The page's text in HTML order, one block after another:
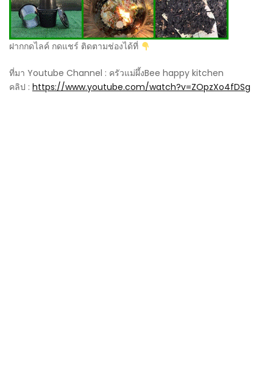
ฝากกดไลค์ กดแชร์ ติดตามช่องได้ที่
ที่มา Youtube Channel : ครัวแม่ผึ้งBee happy kitchen
คลิป : https://www.youtube.com/watch?v=ZOpzXo4fDSg